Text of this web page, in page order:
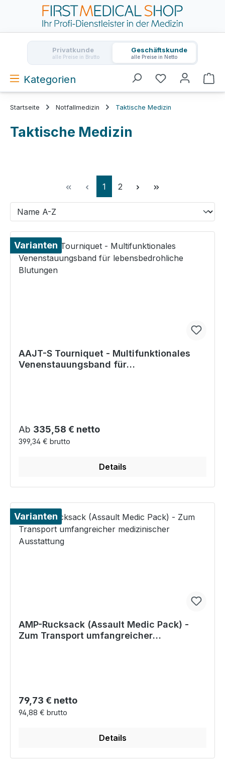
Zum Hauptinhalt springen
Privatkunde
alle Preise in Brutto
Geschäftskunde
alle Preise in Netto
Kategorien
Startseite Notfallmedizin Taktische Medizin
Taktische Medizin
Seite
1 Seite
2
Varianten
AAJT-S Tourniquet - Multifunktionales
Venenstauungsband für
Regulärer Preis:
Ab 335,58 € netto
399,34 € brutto
Details
Varianten
AMP-Rucksack (Assault Medic Pack) -
Zum Transport umfangreicher
Regulärer Preis:
79,73 € netto
94,88 € brutto
Details